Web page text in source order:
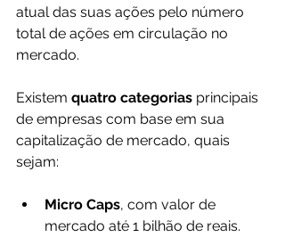
atual das suas ações pelo número
total de ações em circulação no
mercado.
Existem quatro categorias principais
de empresas com base em sua
capitalização de mercado, quais
sejam:
Micro Caps, com valor de
mercado até 1 bilhão de reais.